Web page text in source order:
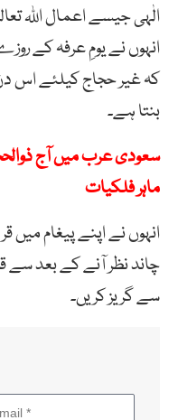
الٰہی جیسے اعمال اللہ
انہوں نے یومِ عرفہ کے
بنتا ہے۔
سعودی عرب میں آج
ماہر فلکیات
انہوں نے اپنے پیغام میں
چاند نظر آنے کے بعد سے
سے گریز کریں۔